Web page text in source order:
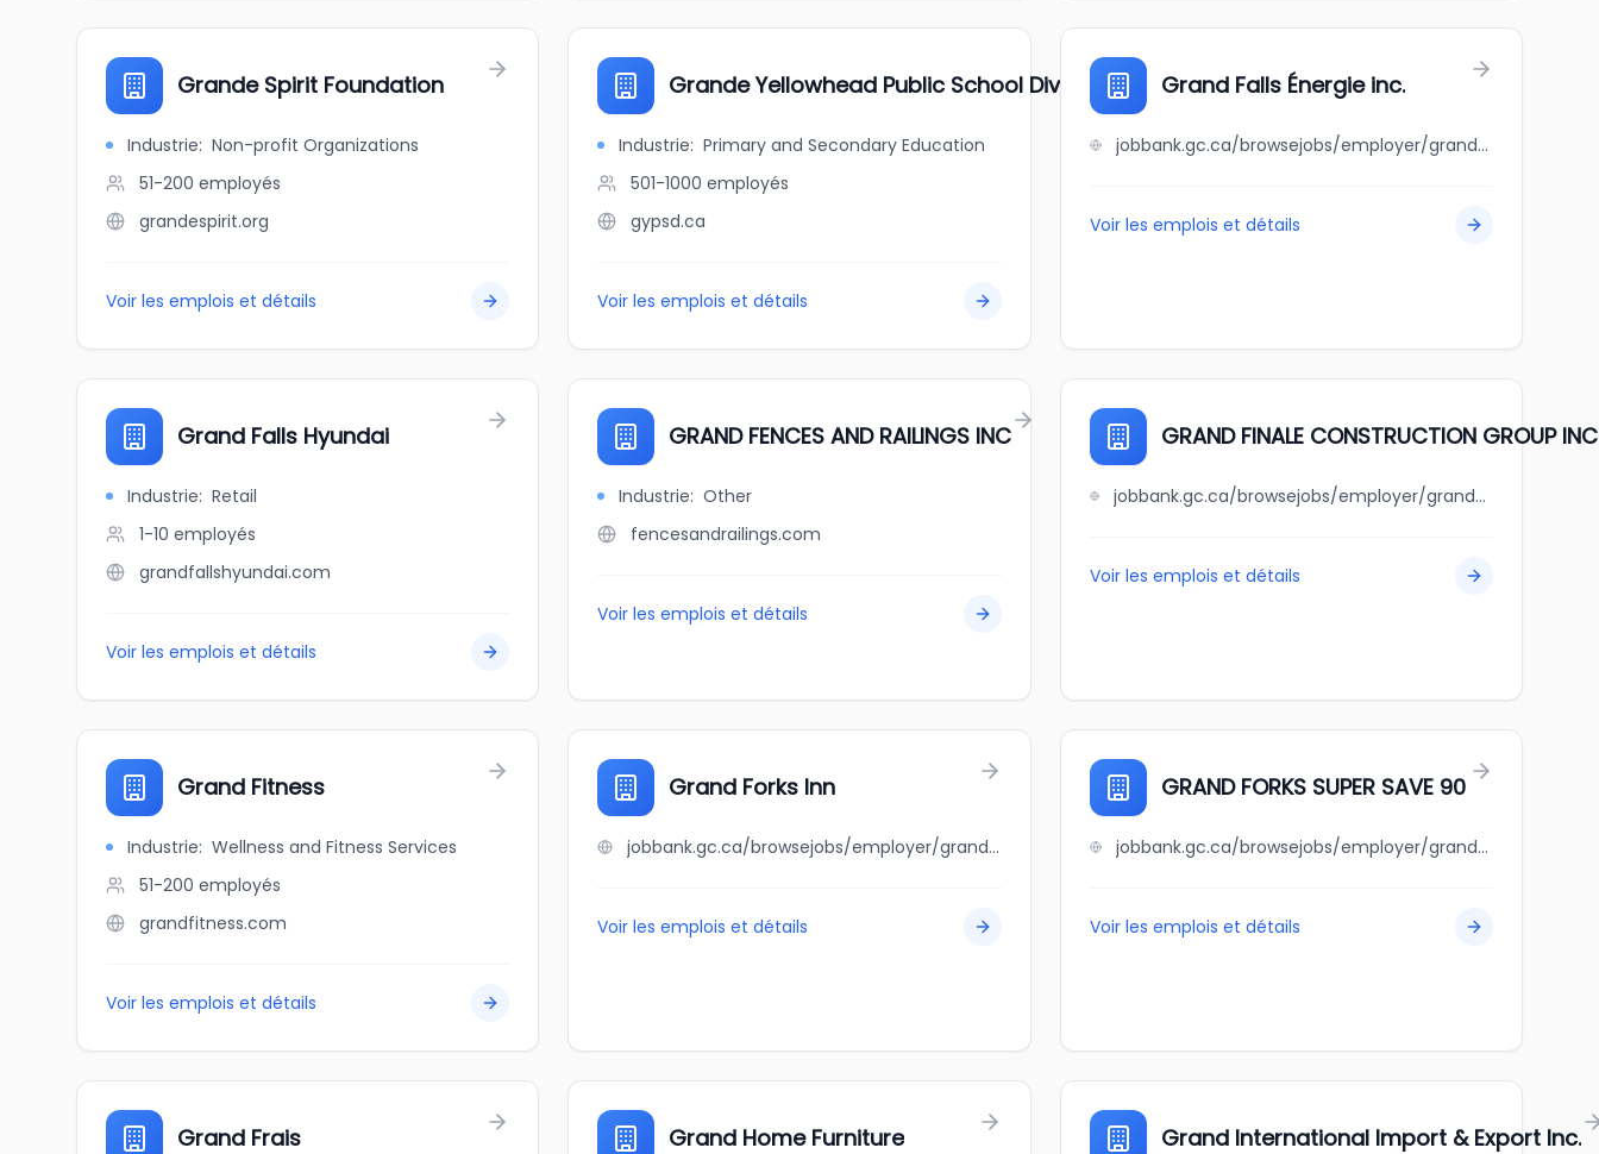
Grande Spirit Foundation
Industrie: Non-profit Organizations
51-200 employés
grandespirit.org
Voir les emplois et détails
Grande Yellowhead Public School Division
Industrie: Primary and Secondary Education
501-1000 employés
gypsd.ca
Voir les emplois et détails
Grand Falls Énergie inc.
jobbank.gc.ca/browsejobs/employer/grand+falls+%C3%A9nergie+inc./ca
Voir les emplois et détails
Grand Falls Hyundai
Industrie: Retail
1-10 employés
grandfallshyundai.com
Voir les emplois et détails
GRAND FENCES AND RAILINGS INC
Industrie: Other
fencesandrailings.com
Voir les emplois et détails
GRAND FINALE CONSTRUCTION GROUP
jobbank.gc.ca/browsejobs/employer/grand+finale+construction+group+incorporated/ca
Voir les emplois et détails
Grand Fitness
Industrie: Wellness and Fitness Services
51-200 employés
grandfitness.com
Voir les emplois et détails
Grand Forks Inn
jobbank.gc.ca/browsejobs/employer/grand+forks+inn/ca
Voir les emplois et détails
GRAND FORKS SUPER SAVE 90
jobbank.gc.ca/browsejobs/employer/grand+forks+super+save+90/ca
Voir les emplois et détails
Grand Frais Grand Home Furniture Grand International Import & Export Inc.